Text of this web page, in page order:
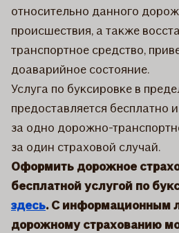
относительно данного
происшествия, а также
транспортное средство,
доаварийное состояние.
Услуга по буксировке в
предоставляется бесплатно
за одно дорожно-
за один страховой случай.
Оформить дорожное
бесплатной услугой по
здесь. С информационным
дорожному страхованию